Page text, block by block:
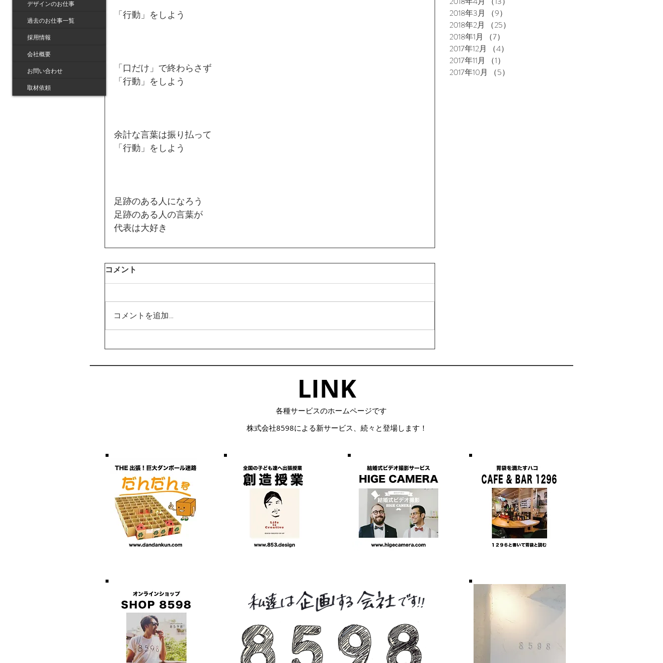
デザインのお仕事
過去のお仕事一覧
採用情報
会社概要
お問い合わせ
取材依頼
「行動」をしよう
「口だけ」で終わらさず
「行動」をしよう
余計な言葉は振り払って
「行動」をしよう
足跡のある人になろう
足跡のある人の言葉が
代表は大好き
コメント
コメントを追加…
2018年3月
（9）
2018年2月
（25）
2018年1月
（7）
2017年12月
（4）
2017年11月
（1）
2017年10月
（5）
LINK​
​各種サービスのホームページです
株式会社8598による​新サービス、続々と登場します！